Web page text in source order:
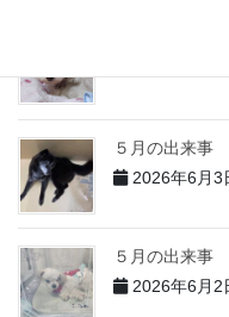
５月の出来事
2026年6月3
５月の出来事
2026年6月2